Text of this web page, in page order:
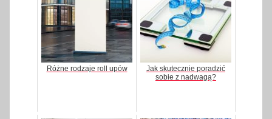
Różne rodzaje roll upów
Jak skutecznie poradzić
sobie z nadwagą?